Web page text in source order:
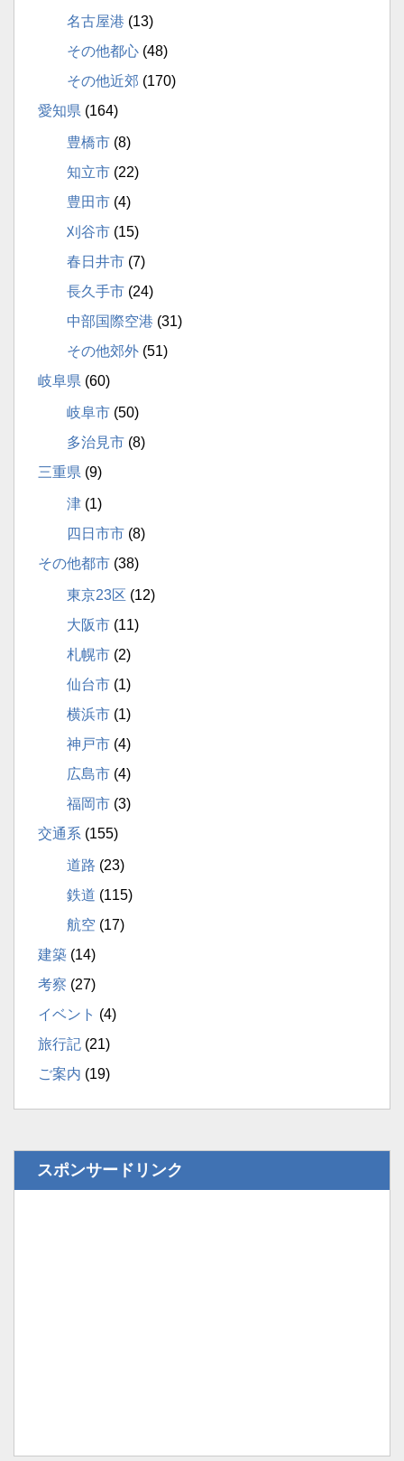
名古屋港 (13)
その他都心 (48)
その他近郊 (170)
愛知県 (164)
豊橋市 (8)
知立市 (22)
豊田市 (4)
刈谷市 (15)
春日井市 (7)
長久手市 (24)
中部国際空港 (31)
その他郊外 (51)
岐阜県 (60)
岐阜市 (50)
多治見市 (8)
三重県 (9)
津 (1)
四日市市 (8)
その他都市 (38)
東京23区 (12)
大阪市 (11)
札幌市 (2)
仙台市 (1)
横浜市 (1)
神戸市 (4)
広島市 (4)
福岡市 (3)
交通系 (155)
道路 (23)
鉄道 (115)
航空 (17)
建築 (14)
考察 (27)
イベント (4)
旅行記 (21)
ご案内 (19)
スポンサードリンク